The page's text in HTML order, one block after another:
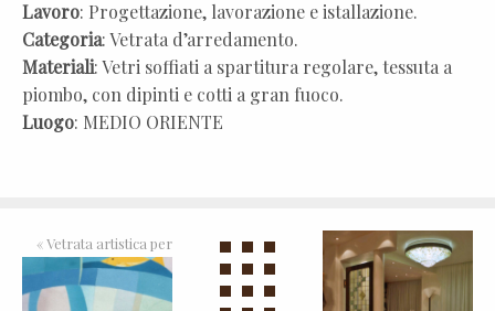
Lavoro: Progettazione, lavorazione e istallazione.
Categoria: Vetrata d’arredamento.
Materiali: Vetri soffiati a spartitura regolare, tessuta a
piombo, con dipinti e cotti a gran fuoco.
Luogo: MEDIO ORIENTE
«Vetrata artistica per